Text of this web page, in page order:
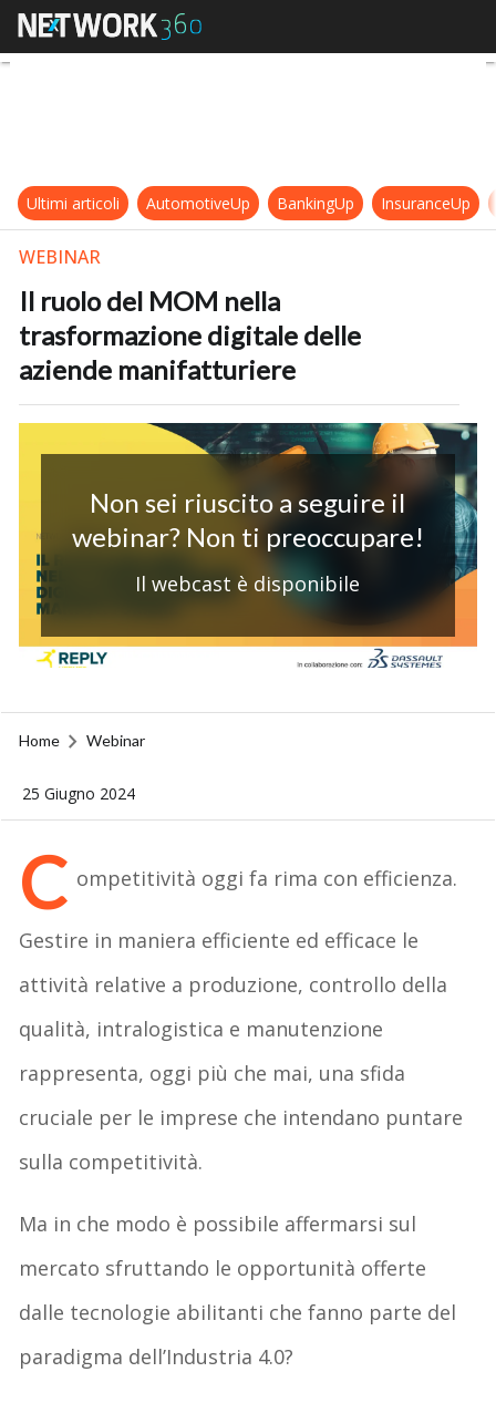
Il ruolo del MOM nella
Ultimi articoli AutomotiveUp BankingUp InsuranceUp
WEBINAR
Il ruolo del MOM nella
trasformazione digitale delle
aziende manifatturiere
Non sei riuscito a seguire il
webinar? Non ti preoccupare!
Il webcast è disponibile
Home Webinar
25 Giugno 2024
C ompetitività oggi fa rima con efficienza.
Gestire in maniera efficiente ed efficace le
attività relative a produzione, controllo della
qualità, intralogistica e manutenzione
rappresenta, oggi più che mai, una sfida
cruciale per le imprese che intendano puntare
sulla competitività.
Ma in che modo è possibile affermarsi sul
mercato sfruttando le opportunità offerte
dalle tecnologie abilitanti che fanno parte del
paradigma dell’Industria 4.0?